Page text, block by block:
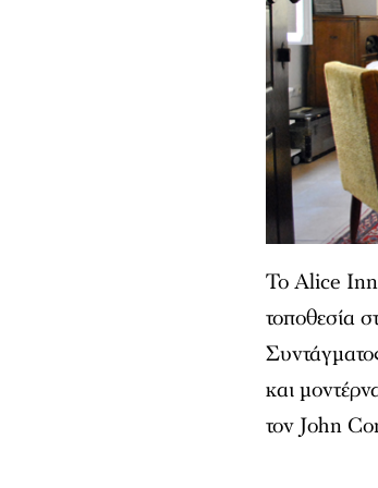
Το Alice Inn
τοποθεσία
και
τον John